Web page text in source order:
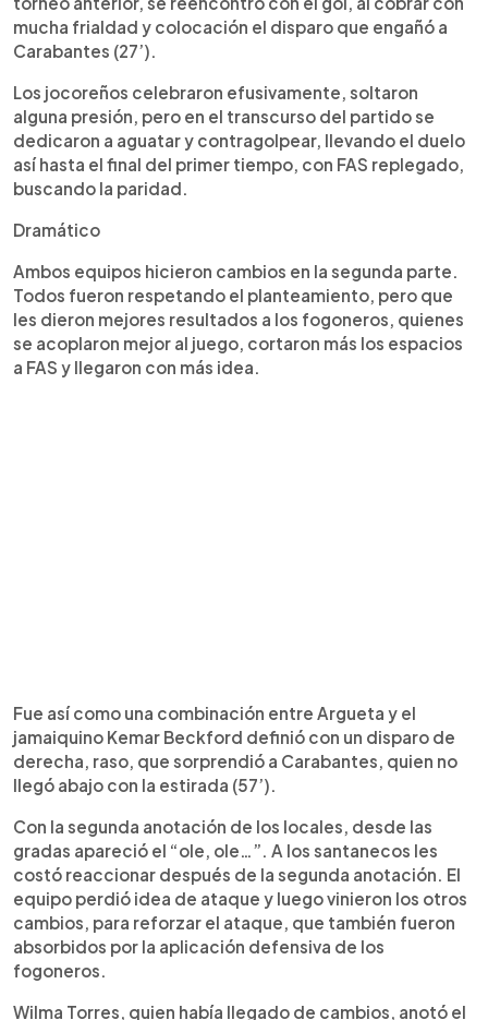
mucha frialdad y colocación el disparo que engañó a
Carabantes (27’).
Los jocoreños celebraron efusivamente, soltaron
alguna presión, pero en el transcurso del partido se
dedicaron a aguatar y contragolpear, llevando el duelo
así hasta el final del primer tiempo, con FAS replegado,
buscando la paridad.
Dramático
Ambos equipos hicieron cambios en la segunda parte.
Todos fueron respetando el planteamiento, pero que
les dieron mejores resultados a los fogoneros, quienes
se acoplaron mejor al juego, cortaron más los espacios
a FAS y llegaron con más idea.
Fue así como una combinación entre Argueta y el
jamaiquino Kemar Beckford definió con un disparo de
derecha, raso, que sorprendió a Carabantes, quien no
llegó abajo con la estirada (57’).
Con la segunda anotación de los locales, desde las
gradas apareció el “ole, ole…”. A los santanecos les
costó reaccionar después de la segunda anotación. El
equipo perdió idea de ataque y luego vinieron los otros
cambios, para reforzar el ataque, que también fueron
absorbidos por la aplicación defensiva de los
fogoneros.
Wilma Torres, quien había llegado de cambios, anotó el